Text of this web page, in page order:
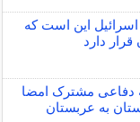
در اسرائیل این است که
دارد
دفاعی مشترک امضا
به عربستان